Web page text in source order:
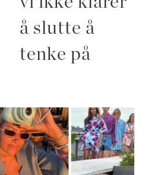
å slutte å
tenke på